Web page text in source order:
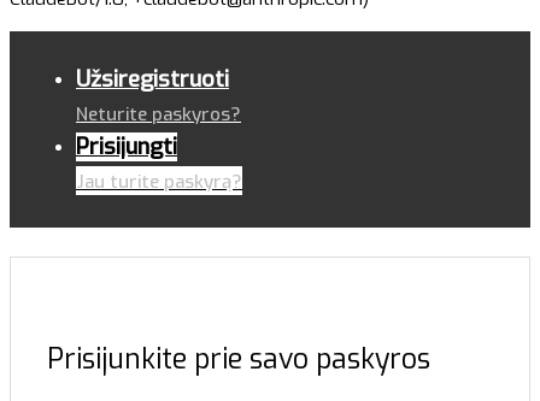
Užsiregistruoti
Neturite paskyros?
Prisijungti
Jau turite paskyrą?
Prisijunkite prie savo paskyros